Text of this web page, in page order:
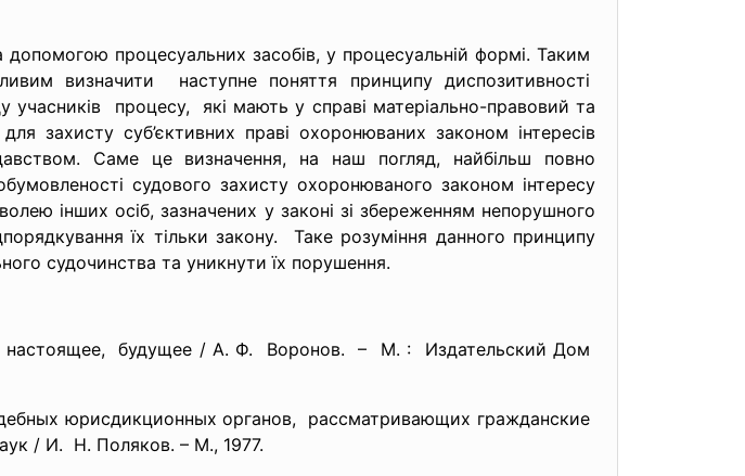
допомогою процесуальних засобів, у процесуальній формі. Таким
визначити наступне поняття принципу диспозитивності
процесу, які мають у справі матеріально-правовий та
захисту суб’єктивних праві охоронюваних законом інтересів
Саме це визначення, на наш погляд, найбільш повно
судового захисту охоронюваного законом інтересу
інших осіб, зазначених у законі зі збереженням непорушного
їх тільки закону. Таке розуміння данного принципу
судочинства та уникнути їх порушення.
настоящее, будущее / А. Ф. Воронов. – М. : Издательский Дом
юрисдикционных органов, рассматривающих гражданские
/ И. Н. Поляков. – М., 1977.